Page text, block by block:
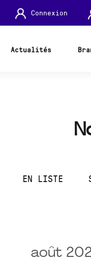
Connexion
Actualités
EN LISTE
août